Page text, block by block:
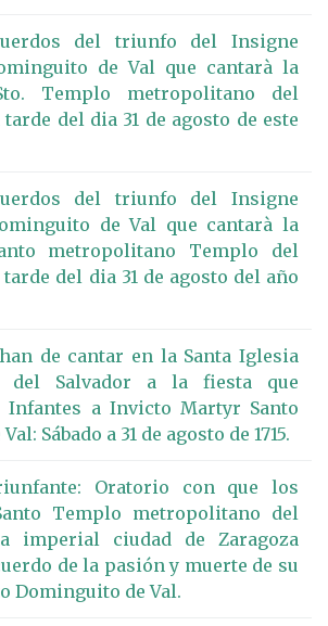
del triunfo del Insigne
de Val que cantarà la
Templo metropolitano del
del dia 31 de agosto de este
del triunfo del Insigne
de Val que cantarà la
metropolitano Templo del
del dia 31 de agosto del año
de cantar en la Santa Iglesia
del Salvador a la fiesta que
Infantes a Invicto Martyr Santo
Sábado a 31 de agosto de 1715.
Oratorio con que los
Templo metropolitano del
imperial ciudad de Zaragoza
de la pasión y muerte de su
Dominguito de Val.